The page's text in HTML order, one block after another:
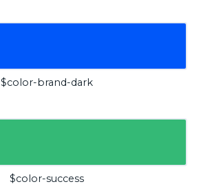
$color-brand-dark
$color-success